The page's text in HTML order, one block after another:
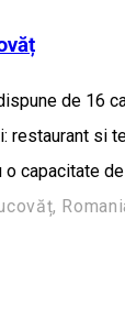
de 16
restaurant si
capacitate